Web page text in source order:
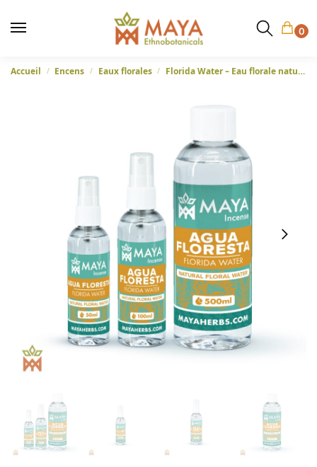
0
Accueil / Encens / Eaux florales / Florida Water – Eau florale naturelle pour un nettoyage énergétique